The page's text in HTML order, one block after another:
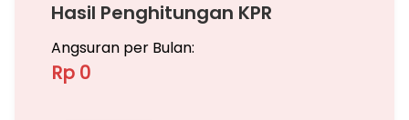
Hasil Penghitungan KPR
Angsuran per Bulan:
Rp 0